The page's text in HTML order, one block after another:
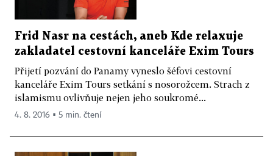
Frid Nasr na cestách, aneb Kde relaxuje
zakladatel cestovní kanceláře Exim Tours
Přijetí pozvání do Panamy vyneslo šéfovi cestovní
kanceláře Exim Tours setkání s nosorožcem. Strach z
islamismu ovlivňuje nejen jeho soukromé...
4. 8. 2016 ▪ 5 min. čtení